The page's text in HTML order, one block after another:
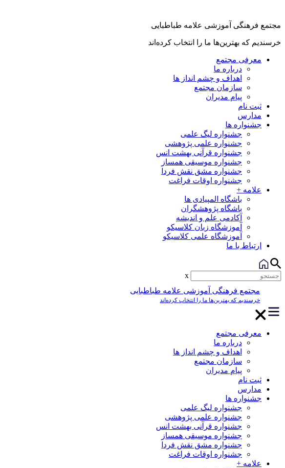
مجتمع فرهنگی آموزشی علامه طباطبایی
خرسندیم که بهترین‌ها ما را انتخاب کرده‌اند
معرفی مجتمع
درباره ما
اهداف و چشم انداز ها
سازمان مجتمع
پیام مدیران
ثبت نام
مدارس
جشنواره ها
جشنواره لیگ علمی
جشنواره علمی پژوهشی
جشنواره قرآنی بهشت انس
جشنواره موسیقی همساز
جشنواره مشق نقش فردا
جشنواره اوقات فراغت
علامه +
باشگاه المپیادی ها
باشگاه پژوهشگران
آکادمی علم و اندیشه
آموزشگاه زبان کلاسیکو
آموزشگاه علمی کلاسیکو
ارتباط با ما
x
مجتمع فرهنگی آموزشی علامه طباطبایی
خرسندیم که بهترین‌ها ما را انتخاب کرده‌اند
معرفی مجتمع
درباره ما
اهداف و چشم انداز ها
سازمان مجتمع
پیام مدیران
ثبت نام
مدارس
جشنواره ها
جشنواره لیگ علمی
جشنواره علمی پژوهشی
جشنواره قرآنی بهشت انس
جشنواره موسیقی همساز
جشنواره مشق نقش فردا
جشنواره اوقات فراغت
علامه +